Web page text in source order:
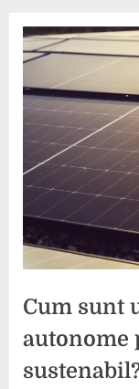
Cum sunt
autonome